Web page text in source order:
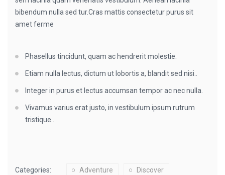
bibendum nulla sed tur.Cras mattis consectetur purus sit
amet ferme
Phasellus tincidunt, quam ac hendrerit molestie.
Etiam nulla lectus, dictum ut lobortis a, blandit sed nisi..
Integer in purus et lectus accumsan tempor ac nec nulla.
Vivamus varius erat justo, in vestibulum ipsum rutrum
tristique..
Categories: Adventure Discover